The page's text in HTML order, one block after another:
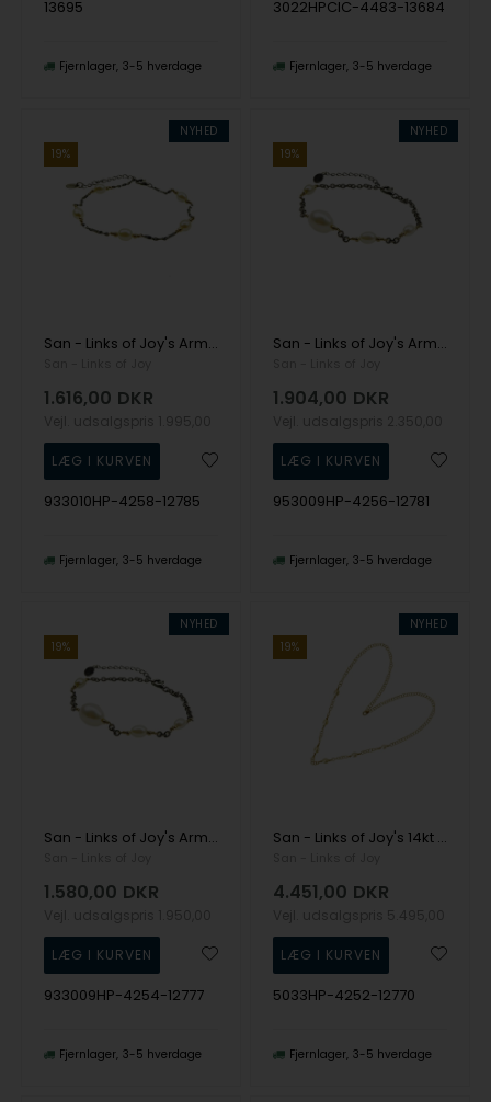
13695
Fjernlager 3-5 hverdage
3022HPCIC-4483-13684
Fjernlager 3-5 hverdage
NYHED
19%
San - Links of Joy's Armbånd & halskæde i sterlingsølv med 9kt guld & ferskvandsperler 42+8cm
1.616,00 DKR
933010HP-4258-12785
Fjernlager 3-5 hverdage
NYHED
19%
San - Links of Joy's Armbånd & halskæde i sterlingsølv med 14kt guld & ferskvandsperler 42+8cm
1.904,00 DKR
953009HP-4256-12781
Fjernlager 3-5 hverdage
NYHED
19%
San - Links of Joy's Armbånd & halskæde i sterlingsølv med 9kt guld & ferskvandsperler 42+8cm
1.580,00 DKR
933009HP-4254-12777
Fjernlager 3-5 hverdage
NYHED
19%
San - Links of Joy's 14kt armbånd & halskæde med ferskvandsperler 45cm
4.451,00 DKR
5033HP-4252-12770
Fjernlager 3-5 hverdage